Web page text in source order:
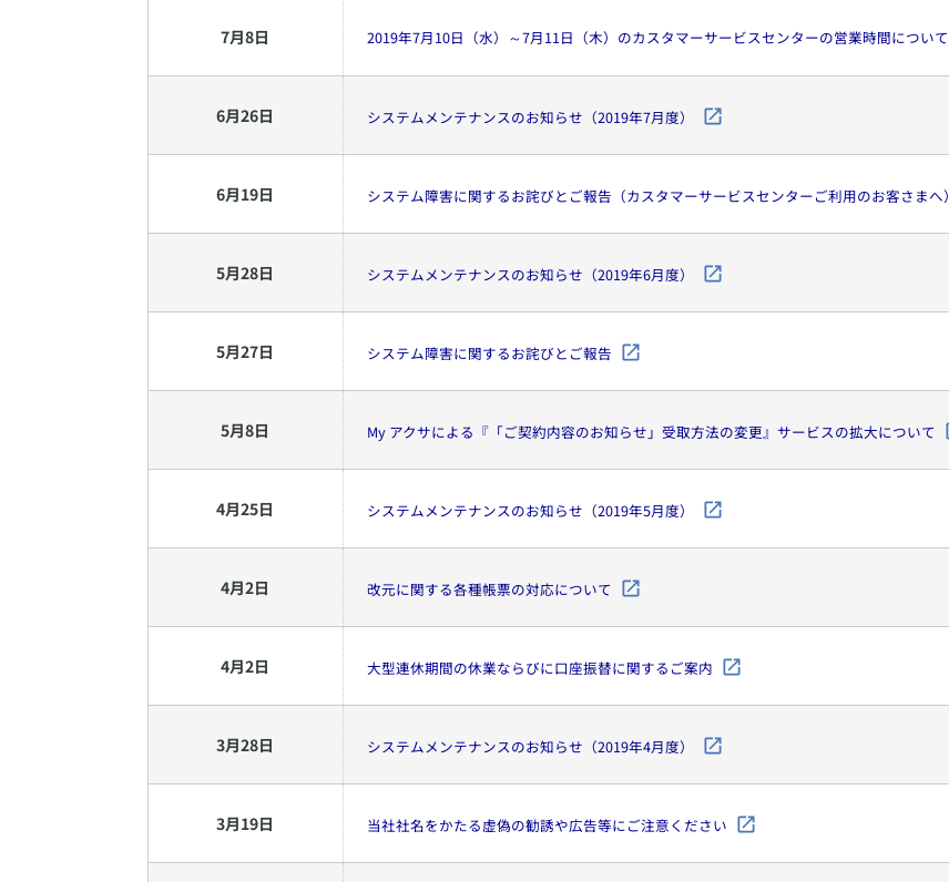
7月8日 2019年7月10日（水）～7月11日（木）のカスタマーサービスセンターの営業時間について
6月26日 システムメンテナンスのお知らせ（2019年7月度）
6月19日 システム障害に関するお詫びとご報告（カスタマーサービスセンターご利用のお客さまへ）
5月28日 システムメンテナンスのお知らせ（2019年6月度）
5月27日 システム障害に関するお詫びとご報告
5月8日 My アクサによる『「ご契約内容のお知らせ」受取方法の変更』サービスの拡大について
4月25日 システムメンテナンスのお知らせ（2019年5月度）
4月2日 改元に関する各種帳票の対応について
4月2日 大型連休期間の休業ならびに口座振替に関するご案内
3月28日 システムメンテナンスのお知らせ（2019年4月度）
3月19日 当社社名をかたる虚偽の勧誘や広告等にご注意ください